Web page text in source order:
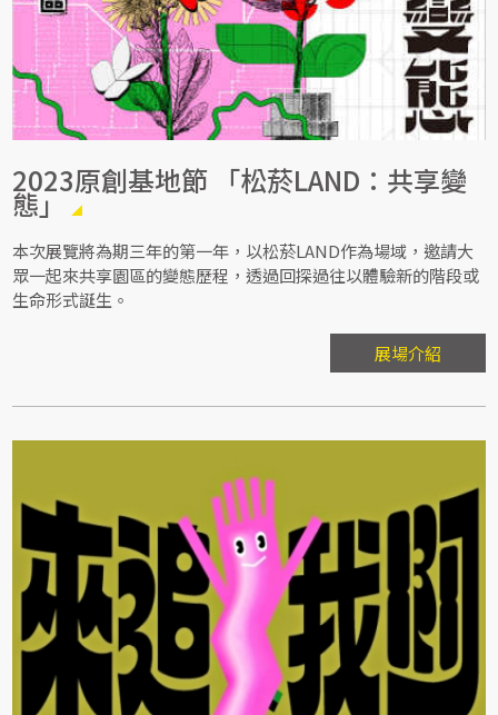
2023原創基地節 「松菸LAND：共享變
態」
本次展覽將為期三年的第一年，以松菸LAND作為場域，邀請大
眾一起來共享園區的變態歷程，透過回探過往以體驗新的階段或
生命形式誕生。
展場介紹